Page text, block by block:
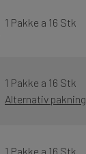
1 Pakke a 16 Stk
1 Pakke a 16 Stk
Alternativ pakning
1 Pakke a 16 Stk